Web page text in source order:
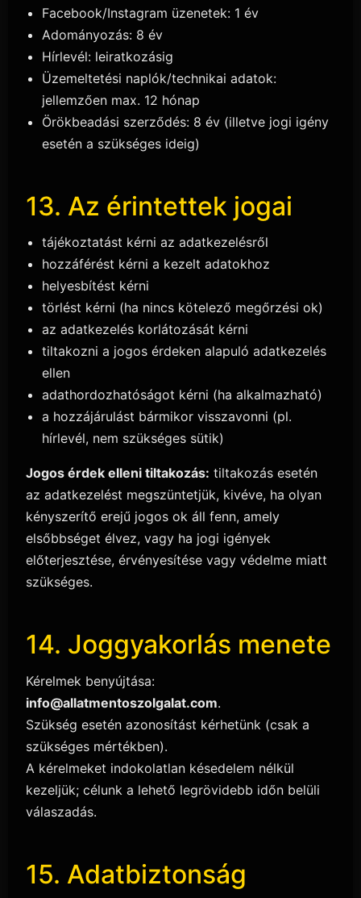
Facebook/Instagram üzenetek: 1 év
Adományozás: 8 év
Hírlevél: leiratkozásig
Üzemeltetési naplók/technikai adatok:
jellemzően max. 12 hónap
Örökbeadási szerződés: 8 év (illetve jogi igény
esetén a szükséges ideig)
13. Az érintettek jogai
tájékoztatást kérni az adatkezelésről
hozzáférést kérni a kezelt adatokhoz
helyesbítést kérni
törlést kérni (ha nincs kötelező megőrzési ok)
az adatkezelés korlátozását kérni
tiltakozni a jogos érdeken alapuló adatkezelés
ellen
adathordozhatóságot kérni (ha alkalmazható)
a hozzájárulást bármikor visszavonni (pl.
hírlevél, nem szükséges sütik)
Jogos érdek elleni tiltakozás: tiltakozás esetén
az adatkezelést megszüntetjük, kivéve, ha olyan
kényszerítő erejű jogos ok áll fenn, amely
elsőbbséget élvez, vagy ha jogi igények
előterjesztése, érvényesítése vagy védelme miatt
szükséges.
14. Joggyakorlás menete
Kérelmek benyújtása:
info@allatmentoszolgalat.com.
Szükség esetén azonosítást kérhetünk (csak a
szükséges mértékben).
A kérelmeket indokolatlan késedelem nélkül
kezeljük; célunk a lehető legrövidebb időn belüli
válaszadás.
15. Adatbiztonság